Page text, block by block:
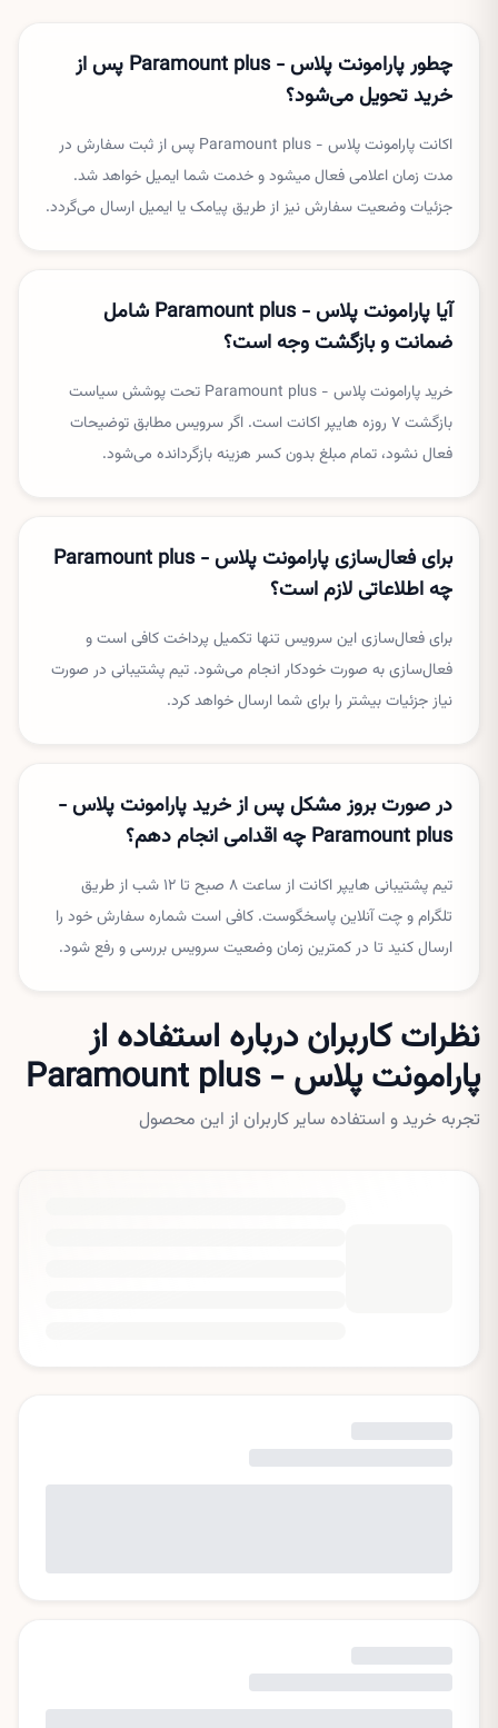
چطور پارامونت پلاس - Paramount plus پس از
خرید تحویل می‌شود؟
اکانت پارامونت پلاس - Paramount plus پس از ثبت سفارش در
مدت زمان اعلامی فعال میشود و خدمت شما ایمیل خواهد شد.
جزئیات وضعیت سفارش نیز از طریق پیامک یا ایمیل ارسال می‌گردد.
آیا پارامونت پلاس - Paramount plus شامل
ضمانت و بازگشت وجه است؟
خرید پارامونت پلاس - Paramount plus تحت پوشش سیاست
بازگشت ۷ روزه هایپر اکانت است. اگر سرویس مطابق توضیحات
فعال نشود، تمام مبلغ بدون کسر هزینه بازگردانده می‌شود.
برای فعال‌سازی پارامونت پلاس - Paramount plus
چه اطلاعاتی لازم است؟
برای فعال‌سازی این سرویس تنها تکمیل پرداخت کافی است و
فعال‌سازی به صورت خودکار انجام می‌شود. تیم پشتیبانی در صورت
نیاز جزئیات بیشتر را برای شما ارسال خواهد کرد.
در صورت بروز مشکل پس از خرید پارامونت پلاس -
Paramount plus چه اقدامی انجام دهم؟
تیم پشتیبانی هایپر اکانت از ساعت ۸ صبح تا ۱۲ شب از طریق
تلگرام و چت آنلاین پاسخگوست. کافی است شماره سفارش خود را
ارسال کنید تا در کمترین زمان وضعیت سرویس بررسی و رفع شود.
نظرات کاربران درباره استفاده از
پارامونت پلاس - Paramount plus
تجربه خرید و استفاده سایر کاربران از این محصول